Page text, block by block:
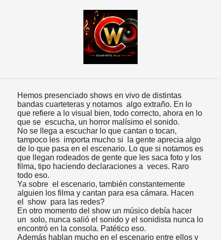
Hemos presenciado shows en vivo de distintas
bandas cuarteteras y notamos algo extraño. En lo
que refiere a lo visual bien, todo correcto, ahora en lo
que se escucha, un horror malísimo el sonido.
No se llega a escuchar lo que cantan o tocan,
tampoco les importa mucho si la gente aprecia algo
de lo que pasa en el escenario. Lo que si notamos es
que llegan rodeados de gente que les saca foto y los
filma, tipo haciendo declaraciones a veces. Raro
todo eso.
Ya sobre el escenario, también constantemente
alguien los filma y cantan para esa cámara. Hacen
el show para las redes?
En otro momento del show un músico debía hacer
un solo, nunca salió el sonido y el sonidista nunca lo
encontró en la consola. Patético eso.
Además hablan mucho en el escenario entre ellos y